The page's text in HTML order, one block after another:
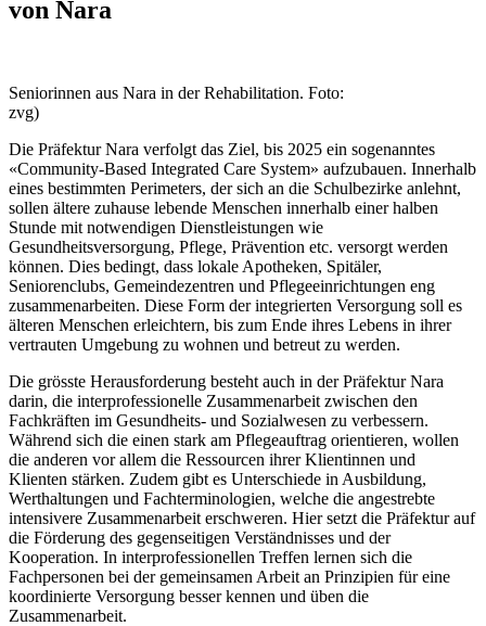
von Nara
Seniorinnen aus Nara in der Rehabilitation. Foto:
zvg)
Die Präfektur Nara verfolgt das Ziel, bis 2025 ein sogenanntes
«Community-Based Integrated Care System» aufzubauen. Innerhalb
eines bestimmten Perimeters, der sich an die Schulbezirke anlehnt,
sollen ältere zuhause lebende Menschen innerhalb einer halben
Stunde mit notwendigen Dienstleistungen wie
Gesundheitsversorgung, Pflege, Prävention etc. versorgt werden
können. Dies bedingt, dass lokale Apotheken, Spitäler,
Seniorenclubs, Gemeindezentren und Pflegeeinrichtungen eng
zusammenarbeiten. Diese Form der integrierten Versorgung soll es
älteren Menschen erleichtern, bis zum Ende ihres Lebens in ihrer
vertrauten Umgebung zu wohnen und betreut zu werden.
Die grösste Herausforderung besteht auch in der Präfektur Nara
darin, die interprofessionelle Zusammenarbeit zwischen den
Fachkräften im Gesundheits- und Sozialwesen zu verbessern.
Während sich die einen stark am Pflegeauftrag orientieren, wollen
die anderen vor allem die Ressourcen ihrer Klientinnen und
Klienten stärken. Zudem gibt es Unterschiede in Ausbildung,
Werthaltungen und Fachterminologien, welche die angestrebte
intensivere Zusammenarbeit erschweren. Hier setzt die Präfektur auf
die Förderung des gegenseitigen Verständnisses und der
Kooperation. In interprofessionellen Treffen lernen sich die
Fachpersonen bei der gemeinsamen Arbeit an Prinzipien für eine
koordinierte Versorgung besser kennen und üben die
Zusammenarbeit.